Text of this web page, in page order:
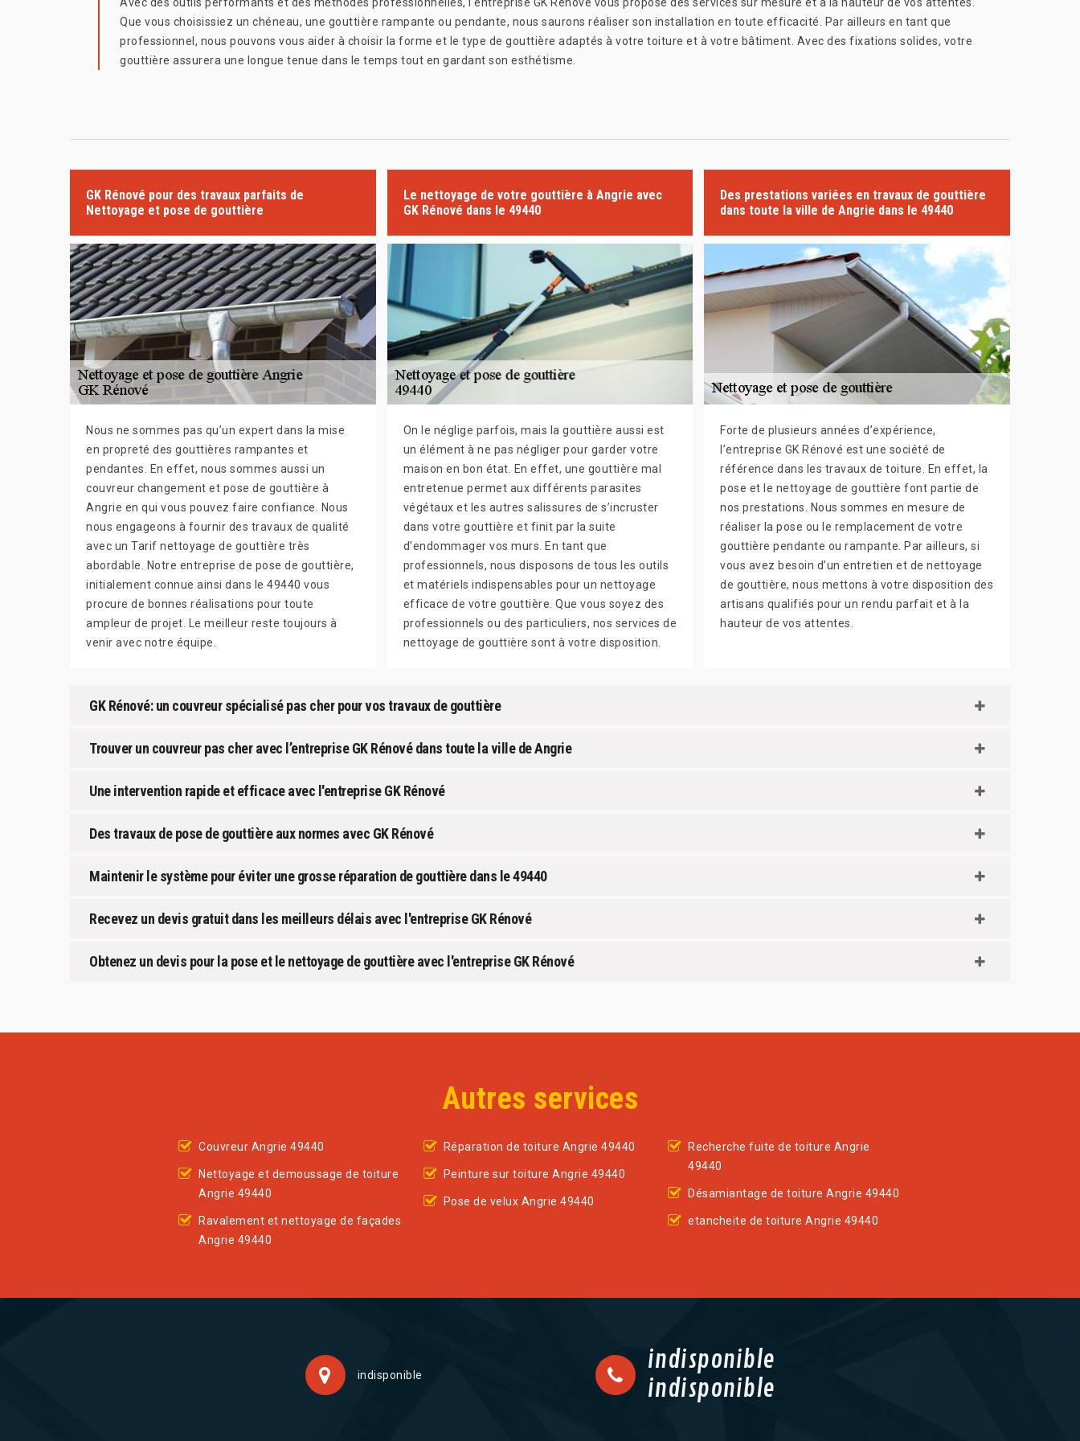
Avec des outils performants et des méthodes professionnelles, l'entreprise GK Rénové vous propose des services sur mesure et à la hauteur de vos attentes.
Que vous choisissiez un chéneau, une gouttière rampante ou pendante, nous saurons réaliser son installation en toute efficacité. Par ailleurs en tant que
professionnel, nous pouvons vous aider à choisir la forme et le type de gouttière adaptés à votre toiture et à votre bâtiment. Avec des fixations solides, votre
gouttière assurera une longue tenue dans le temps tout en gardant son esthétisme.
GK Rénové pour des travaux parfaits de
Nettoyage et pose de gouttière
Nous ne sommes pas qu’un expert dans la mise
en propreté des gouttières rampantes et
pendantes. En effet, nous sommes aussi un
couvreur changement et pose de gouttière à
Angrie en qui vous pouvez faire confiance. Nous
nous engageons à fournir des travaux de qualité
avec un Tarif nettoyage de gouttière très
abordable. Notre entreprise de pose de gouttière,
initialement connue ainsi dans le 49440 vous
procure de bonnes réalisations pour toute
ampleur de projet. Le meilleur reste toujours à
venir avec notre équipe.
Le nettoyage de votre gouttière à Angrie avec
GK Rénové dans le 49440
On le néglige parfois, mais la gouttière aussi est
un élément à ne pas négliger pour garder votre
maison en bon état. En effet, une gouttière mal
entretenue permet aux différents parasites
végétaux et les autres salissures de s’incruster
dans votre gouttière et finit par la suite
d’endommager vos murs. En tant que
professionnels, nous disposons de tous les outils
et matériels indispensables pour un nettoyage
efficace de votre gouttière. Que vous soyez des
professionnels ou des particuliers, nos services de
nettoyage de gouttière sont à votre disposition.
Des prestations variées en travaux de gouttière
dans toute la ville de Angrie dans le 49440
Forte de plusieurs années d’expérience,
l’entreprise GK Rénové est une société de
référence dans les travaux de toiture. En effet, la
pose et le nettoyage de gouttière font partie de
nos prestations. Nous sommes en mesure de
réaliser la pose ou le remplacement de votre
gouttière pendante ou rampante. Par ailleurs, si
vous avez besoin d’un entretien et de nettoyage
de gouttière, nous mettons à votre disposition des
artisans qualifiés pour un rendu parfait et à la
hauteur de vos attentes.
GK Rénové: un couvreur spécialisé pas cher pour vos travaux de gouttière
Trouver un couvreur pas cher avec l’entreprise GK Rénové dans toute la ville de Angrie
Une intervention rapide et efficace avec l'entreprise GK Rénové
Des travaux de pose de gouttière aux normes avec GK Rénové
Maintenir le système pour éviter une grosse réparation de gouttière dans le 49440
Recevez un devis gratuit dans les meilleurs délais avec l'entreprise GK Rénové
Obtenez un devis pour la pose et le nettoyage de gouttière avec l'entreprise GK Rénové
Autres services
Couvreur Angrie 49440
Nettoyage et demoussage de toiture
Angrie 49440
Ravalement et nettoyage de façades
Angrie 49440
Réparation de toiture Angrie 49440
Peinture sur toiture Angrie 49440
Pose de velux Angrie 49440
Recherche fuite de toiture Angrie
49440
Désamiantage de toiture Angrie 49440
etancheite de toiture Angrie 49440
indisponible
indisponible
indisponible